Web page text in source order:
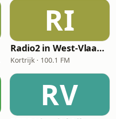
RI
Radio2 in West-Vlaanderen
Kortrijk · 100.1 FM
RV